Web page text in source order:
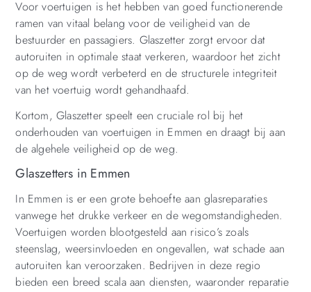
Voor voertuigen is het hebben van goed functionerende
ramen van vitaal belang voor de veiligheid van de
bestuurder en passagiers. Glaszetter zorgt ervoor dat
autoruiten in optimale staat verkeren, waardoor het zicht
op de weg wordt verbeterd en de structurele integriteit
van het voertuig wordt gehandhaafd.
Kortom, Glaszetter speelt een cruciale rol bij het
onderhouden van voertuigen in Emmen en draagt bij aan
de algehele veiligheid op de weg.
Glaszetters in Emmen
In Emmen is er een grote behoefte aan glasreparaties
vanwege het drukke verkeer en de wegomstandigheden.
Voertuigen worden blootgesteld aan risico’s zoals
steenslag, weersinvloeden en ongevallen, wat schade aan
autoruiten kan veroorzaken. Bedrijven in deze regio
bieden een breed scala aan diensten, waaronder reparatie